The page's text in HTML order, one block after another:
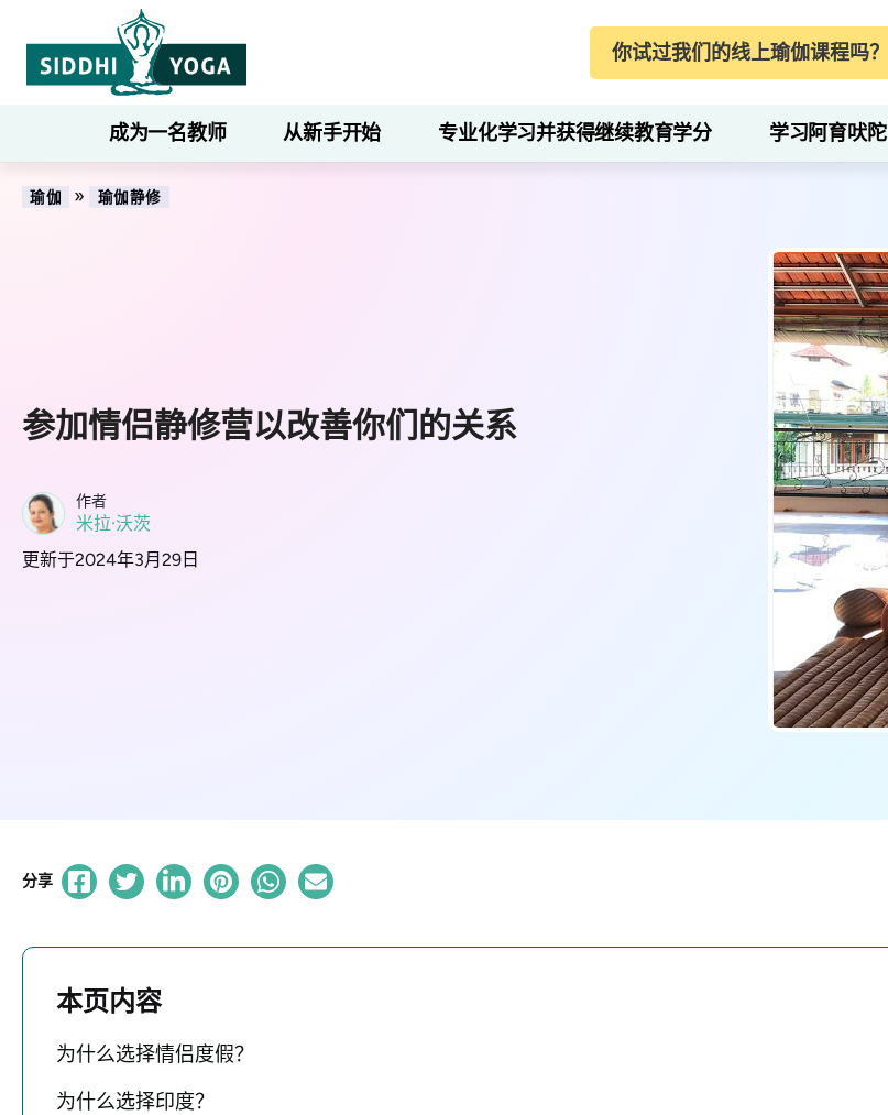
你试过我们的线上瑜伽课程吗？
成为一名教师 从新手开始 专业化学习并获得继续教育学分 学习阿育吠陀
瑜伽 » 瑜伽静修
参加情侣静修营以改善你们的关系
作者
米拉·沃茨
更新于2024年3月29日
分享
本页内容
为什么选择情侣度假？
为什么选择印度？